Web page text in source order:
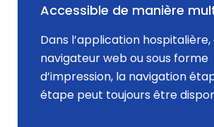
Accessible de manière
Dans l’application hospitalière,
navigateur web ou sous forme
d’impression, la navigation
étape peut toujours être